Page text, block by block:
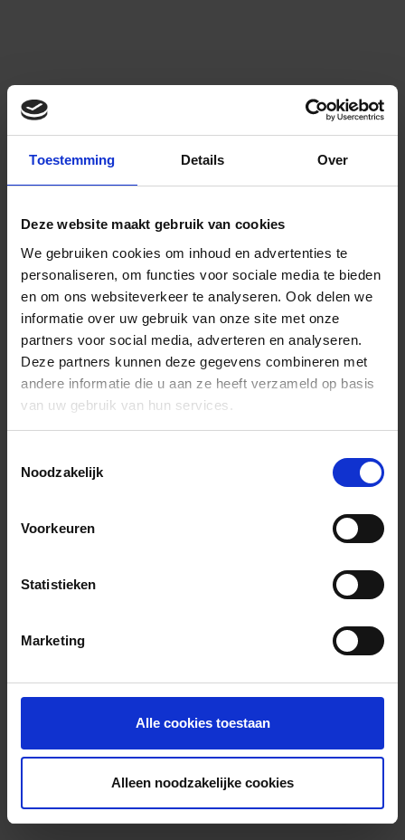
Toestemming Details Over
Deze website maakt gebruik van cookies
We gebruiken cookies om inhoud en advertenties te
personaliseren, om functies voor sociale media te bieden
en om ons websiteverkeer te analyseren. Ook delen we
informatie over uw gebruik van onze site met onze
partners voor social media, adverteren en analyseren.
Deze partners kunnen deze gegevens combineren met
andere informatie die u aan ze heeft verzameld op basis
van uw gebruik van hun services.
Noodzakelijk
Voorkeuren
Statistieken
Marketing
Alle cookies toestaan
Alleen noodzakelijke cookies